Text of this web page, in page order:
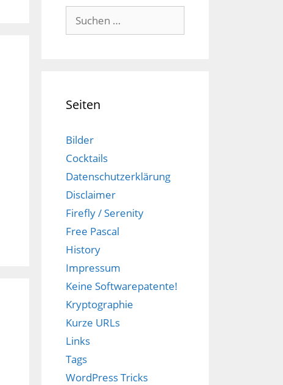
Suchen
nach:
Seiten
Bilder
Cocktails
Datenschutzerklärung
Disclaimer
Firefly / Serenity
Free Pascal
History
Impressum
Keine Softwarepatente!
Kryptographie
Kurze URLs
Links
Tags
WordPress Tricks